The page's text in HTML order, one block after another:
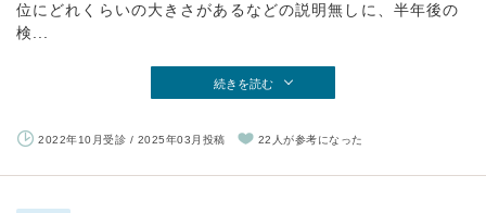
位にどれくらいの大きさがあるなどの説明無しに、半年後の
検...
続きを読む
2022年10月受診 / 2025年03月投稿 22人が参考になった